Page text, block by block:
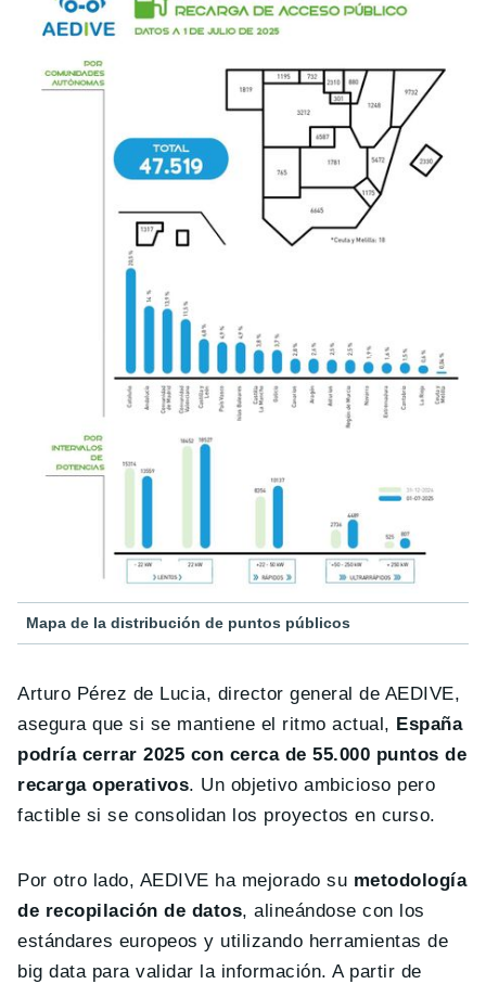
Mapa de la distribución de puntos públicos
Arturo Pérez de Lucia, director general de AEDIVE,
asegura que si se mantiene el ritmo actual, España
podría cerrar 2025 con cerca de 55.000 puntos de
recarga operativos. Un objetivo ambicioso pero
factible si se consolidan los proyectos en curso.
Por otro lado, AEDIVE ha mejorado su metodología
de recopilación de datos, alineándose con los
estándares europeos y utilizando herramientas de
big data para validar la información. A partir de